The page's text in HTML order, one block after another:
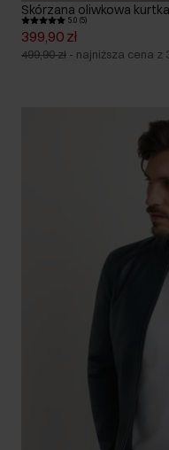
Skórzana oliwkowa
5.0 (5)
399,90 zł
499,90 zł - najniższa cena z